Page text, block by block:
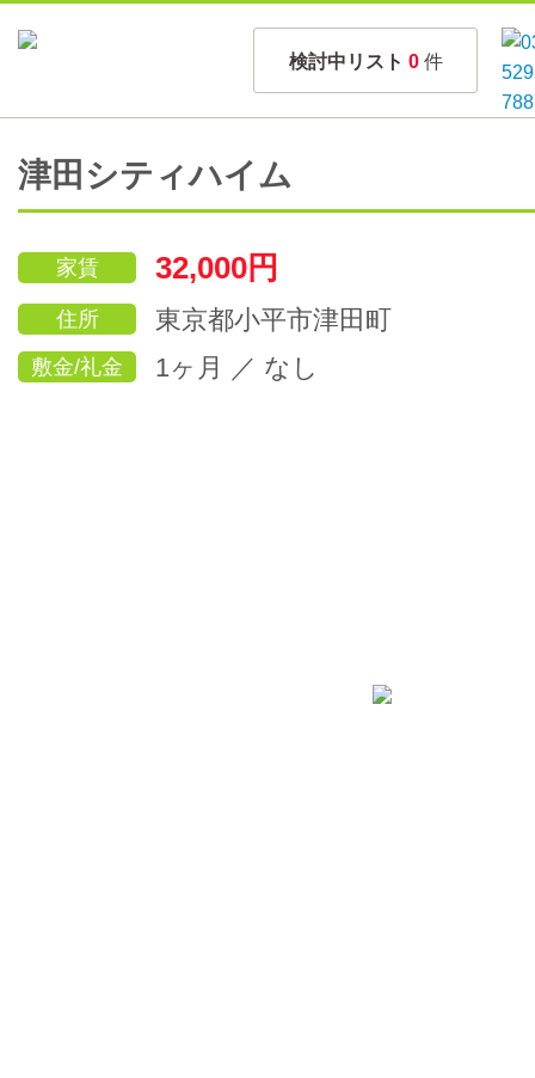
検討中リスト 0 件
津田シティハイム
家賃 32,000円
住所 東京都小平市津田町
敷金/礼金 1ヶ月 ／ なし